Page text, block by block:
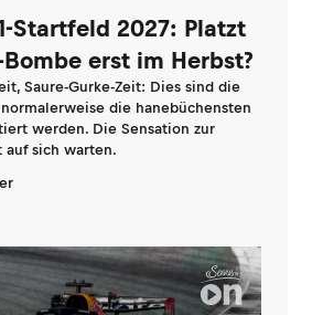
Startfeld 2027: Platzt
erst im Herbst?
Saure-Gurke-Zeit: Dies sind die
die hanebüchensten
werden. Die Sensation zur
auf sich warten.